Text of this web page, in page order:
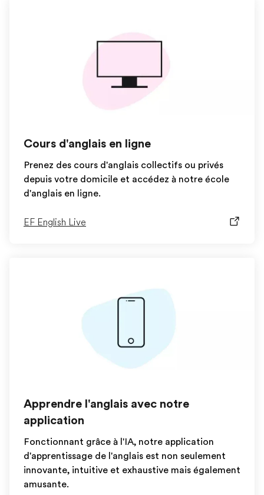
Cours d'anglais en ligne
Prenez des cours d'anglais collectifs ou privés
depuis votre domicile et accédez à notre école
d'anglais en ligne.
EF English Live
Apprendre l'anglais avec notre
application
Fonctionnant grâce à l'IA, notre application
d'apprentissage de l'anglais est non seulement
innovante, intuitive et exhaustive mais également
amusante.